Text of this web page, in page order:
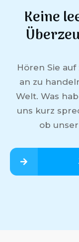
Keine
Hören Sie
an zu
Welt. Was
uns kurz
ob